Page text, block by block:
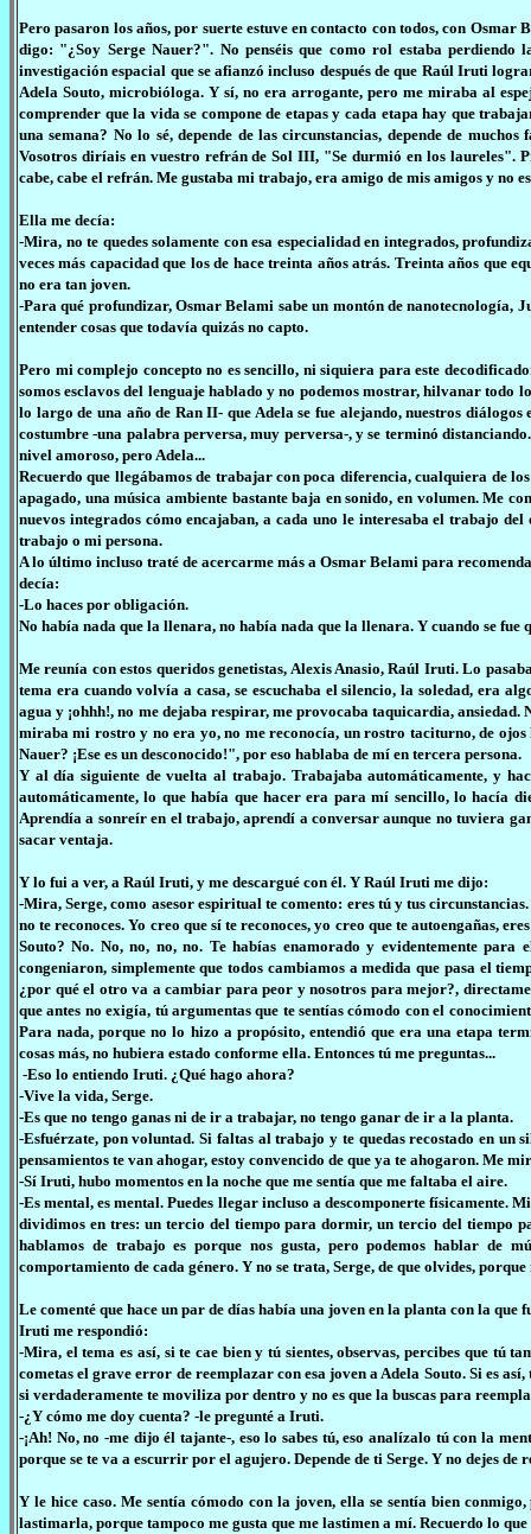
Pero pasaron los años, por suerte estuve en contacto con todos, con
digo: "¿Soy Serge Nauer?". No penséis que como rol estaba
investigación espacial que se afianzó incluso después de que Raúl Iruti
Adela Souto, microbióloga. Y sí, no era arrogante, pero me miraba al
comprender que la vida se compone de etapas y cada etapa hay que
una semana? No lo sé, depende de las circunstancias, depende de
Vosotros diríais en vuestro refrán de Sol III, "Se durmió en los laureles".
cabe, cabe el refrán. Me gustaba mi trabajo, era amigo de mis amigos y no
Ella me decía:
-Mira, no te quedes solamente con esa especialidad en integrados,
veces más capacidad que los de hace treinta años atrás. Treinta años que
no era tan joven.
-Para qué profundizar, Osmar Belami sabe un montón de
entender cosas que todavía quizás no capto.
Pero mi complejo concepto no es sencillo, ni siquiera para este
somos esclavos del lenguaje hablado y no podemos mostrar, hilvanar
lo largo de una año de Ran II- que Adela se fue alejando, nuestros
costumbre -una palabra perversa, muy perversa-, y se terminó
nivel amoroso, pero Adela...
Recuerdo que llegábamos de trabajar con poca diferencia, cualquiera de
apagado, una música ambiente bastante baja en sonido, en volumen. Me
nuevos integrados cómo encajaban, a cada uno le interesaba el trabajo
trabajo o mi persona.
A lo último incluso traté de acercarme más a Osmar Belami para
decía:
-Lo haces por obligación.
No había nada que la llenara, no había nada que la llenara. Y cuando se fue
Me reunía con estos queridos genetistas, Alexis Anasio, Raúl Iruti. Lo
tema era cuando volvía a casa, se escuchaba el silencio, la soledad, era
agua y ¡ohhh!, no me dejaba respirar, me provocaba taquicardia,
miraba mi rostro y no era yo, no me reconocía, un rostro taciturno, de
Nauer? ¡Ese es un desconocido!", por eso hablaba de mí en tercera persona.
Y al día siguiente de vuelta al trabajo. Trabajaba automáticamente, y
automáticamente, lo que había que hacer era para mí sencillo, lo hacía
Aprendía a sonreír en el trabajo, aprendí a conversar aunque no tuviera
sacar ventaja.
Y lo fui a ver, a Raúl Iruti, y me descargué con él. Y Raúl Iruti me dijo:
-Mira, Serge, como asesor espiritual te comento: eres tú y tus
no te reconoces. Yo creo que sí te reconoces, yo creo que te autoengañas,
Souto? No. No, no, no, no. Te habías enamorado y evidentemente
congeniaron, simplemente que todos cambiamos a medida que pasa el
¿por qué el otro va a cambiar para peor y nosotros para mejor?,
que antes no exigía, tú argumentas que te sentías cómodo con el
Para nada, porque no lo hizo a propósito, entendió que era una etapa
cosas más, no hubiera estado conforme ella. Entonces tú me preguntas...
-Eso lo entiendo Iruti. ¿Qué hago ahora?
-Vive la vida, Serge.
-Es que no tengo ganas ni de ir a trabajar, no tengo ganar de ir a la planta.
-Esfuérzate, pon voluntad. Si faltas al trabajo y te quedas recostado en
pensamientos te van ahogar, estoy convencido de que ya te ahogaron. Me
-Sí Iruti, hubo momentos en la noche que me sentía que me faltaba el aire.
-Es mental, es mental. Puedes llegar incluso a descomponerte físicamente.
dividimos en tres: un tercio del tiempo para dormir, un tercio del tiempo
hablamos de trabajo es porque nos gusta, pero podemos hablar de
comportamiento de cada género. Y no se trata, Serge, de que olvides,
Le comenté que hace un par de días había una joven en la planta con la que
Iruti me respondió:
-Mira, el tema es así, si te cae bien y tú sientes, observas, percibes que tú
cometas el grave error de reemplazar con esa joven a Adela Souto. Si es
si verdaderamente te moviliza por dentro y no es que la buscas para
-¿Y cómo me doy cuenta? -le pregunté a Iruti.
-¡Ah! No, no -me dijo él tajante-, eso lo sabes tú, eso analízalo tú con la
porque se te va a escurrir por el agujero. Depende de ti Serge. Y no dejes de
Y le hice caso. Me sentía cómodo con la joven, ella se sentía bien
lastimarla, porque tampoco me gusta que me lastimen a mí. Recuerdo lo